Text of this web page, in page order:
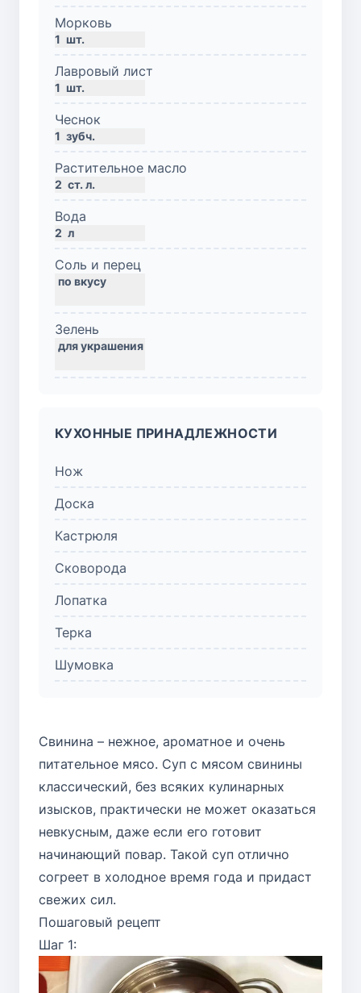
Морковь
1 шт.
Лавровый лист
1 шт.
Чеснок
1 зубч.
Растительное масло
2 ст. л.
Вода
2 л
Соль и перец
Зелень
КУХОННЫЕ ПРИНАДЛЕЖНОСТИ
Нож
Доска
Кастрюля
Сковорода
Лопатка
Терка
Шумовка
Свинина – нежное, ароматное и очень
питательное мясо. Суп с мясом свинины
классический, без всяких кулинарных
изысков, практически не может оказаться
невкусным, даже если его готовит
начинающий повар. Такой суп отлично
согреет в холодное время года и придаст
свежих сил.
Пошаговый рецепт
Шаг 1: